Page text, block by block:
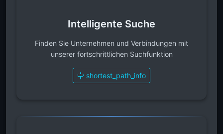
Intelligente Suche
Finden Sie Unternehmen und Verbindungen mit
unserer fortschrittlichen Suchfunktion
shortest_path_info